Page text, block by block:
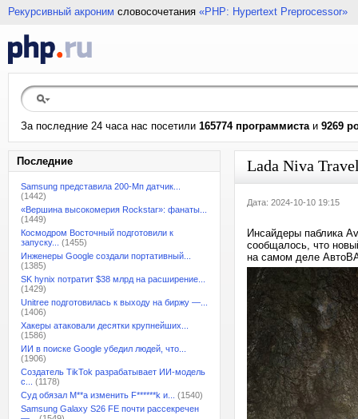
Рекурсивный акроним словосочетания «PHP: Hypertext Preprocessor»
За последние 24 часа нас посетили 165774 программистаи 9269
Последние
Samsung представила 200-Мп датчик...
(1442)
«Вершина высокомерия Rockstar»: фанаты...
(1449)
Космодром Восточный подготовили к
запуску...
(1455)
Инженеры Google создали портативный...
(1385)
SK hynix потратит $38 млрд на расширение...
(1429)
Unitree подготовилась к выходу на биржу —...
(1406)
Хакеры атаковали десятки крупнейших...
(1586)
ИИ в поиске Google убедил людей, что...
(1906)
Создатель TikTok разрабатывает ИИ-модель
с...
(1178)
Суд обязал M**a изменить F******k и...
(1540)
Samsung Galaxy S26 FE почти рассекречен
Lada Niva
Дата: 2024-10-10 19:15
Инсайдеры паблика
сообщалось, что
на самом деле